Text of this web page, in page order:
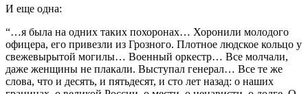
И еще одна:
“…я была на одних таких похоронах… Хоронили молодого
офицера, его привезли из Грозного. Плотное людское кольцо у
свежевырытой могилы… Военный оркестр… Все молчали,
даже женщины не плакали. Выступал генерал… Все те же
слова, что и десять, и пятьдесят, и сто лет назад: о наших